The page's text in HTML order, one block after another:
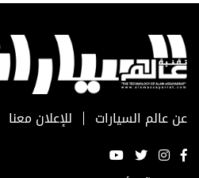
عن عالم السيارات للإعلان معنا